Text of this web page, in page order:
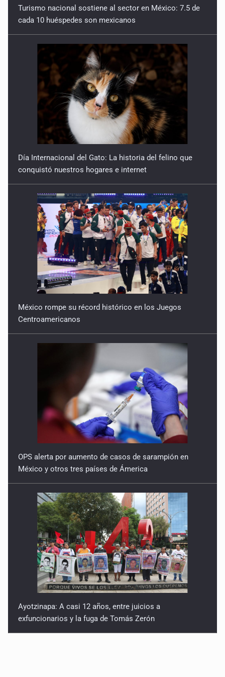
Turismo nacional sostiene al sector en México: 7.5 de
cada 10 huéspedes son mexicanos
Día Internacional del Gato: La historia del felino que
conquistó nuestros hogares e internet
México rompe su récord histórico en los Juegos
Centroamericanos
OPS alerta por aumento de casos de sarampión en
México y otros tres países de Ámerica
Ayotzinapa: A casi 12 años, entre juicios a
exfuncionarios y la fuga de Tomás Zerón